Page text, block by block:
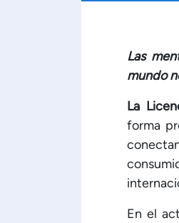
Las
mundo
La
forma
En el